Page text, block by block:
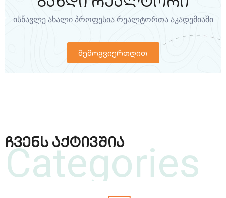
ისწავლე ახალი პროფესია რეალტორთა აკადემიაში
შემოგვიერთდით
Categories
ჩვენს აქტივშია